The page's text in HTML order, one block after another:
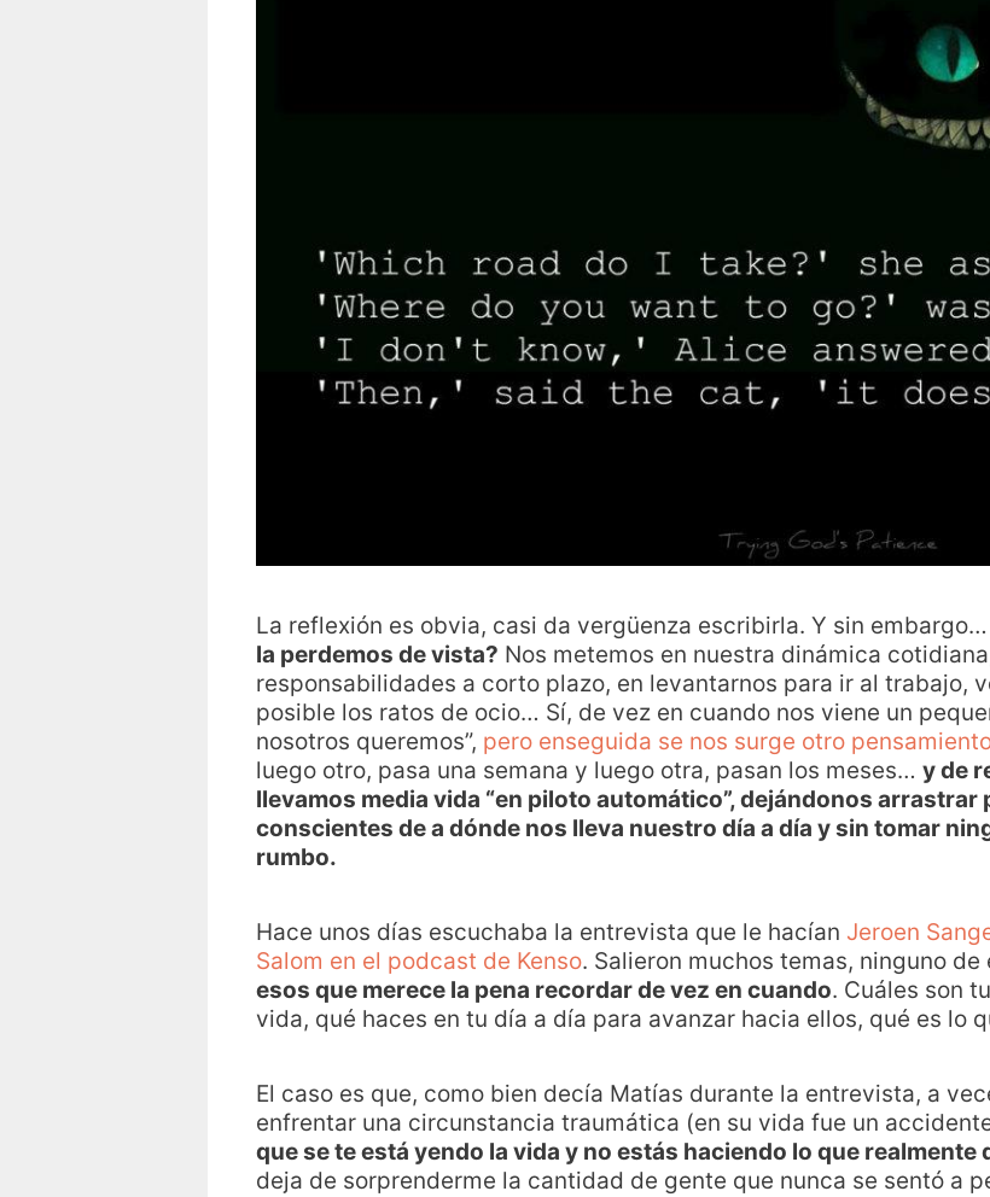
La reflexión es obvia, casi da vergüenza escribirla. Y sin embargo…
la perdemos de vista? Nos metemos en nuestra dinámica
responsabilidades a corto plazo, en levantarnos para ir al trabajo,
posible los ratos de ocio… Sí, de vez en cuando nos viene un
nosotros queremos”, pero enseguida se nos surge otro
luego otro, pasa una semana y luego otra, pasan los meses… y de
llevamos media vida “en piloto automático”, dejándonos
conscientes de a dónde nos lleva nuestro día a día y sin tomar
rumbo.
Hace unos días escuchaba la entrevista que le hacían Jeroen
Salom en el podcast de Kenso. Salieron muchos temas, ninguno de
esos que merece la pena recordar de vez en cuando. Cuáles son
vida, qué haces en tu día a día para avanzar hacia ellos, qué es lo
El caso es que, como bien decía Matías durante la entrevista, a
enfrentar una circunstancia traumática (en su vida fue un
que se te está yendo la vida y no estás haciendo lo que realmente
deja de sorprenderme la cantidad de gente que nunca se sentó a